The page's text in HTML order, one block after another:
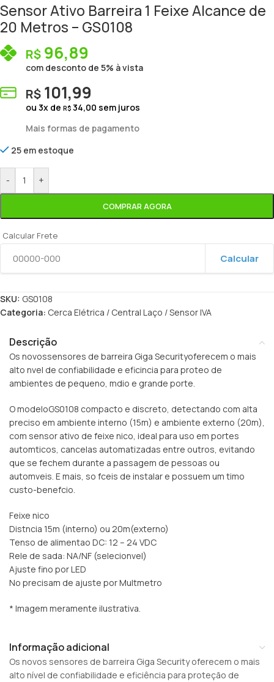
Sensor Ativo Barreira 1 Feixe Alcance de
20 Metros – GS0108
R$ 96,89
com desconto de 5% à vista
R$ 101,99
ou 3x de R$ 34,00 sem juros
Mais formas de pagamento
25 em estoque
- +
COMPRAR AGORA
Calcular Frete
Calcular
SKU: GS0108
Categoria: Cerca Elétrica / Central Laço / Sensor IVA
Descrição
Os novossensores de barreira Giga Securityoferecem o mais
alto nvel de confiabilidade e eficincia para proteo de
ambientes de pequeno, mdio e grande porte.
O modeloGS0108 compacto e discreto, detectando com alta
preciso em ambiente interno (15m) e ambiente externo (20m),
com sensor ativo de feixe nico, ideal para uso em portes
automticos, cancelas automatizadas entre outros, evitando
que se fechem durante a passagem de pessoas ou
automveis. E mais, so fceis de instalar e possuem um timo
custo-benefcio.
Feixe nico
Distncia 15m (interno) ou 20m(externo)
Tenso de alimentao DC: 12 – 24 VDC
Rele de sada: NA/NF (selecionvel)
Ajuste fino por LED
No precisam de ajuste por Multmetro
* Imagem meramente ilustrativa.
Informação adicional
Os novos sensores de barreira Giga Security oferecem o mais
alto nível de confiabilidade e eficiência para proteção de